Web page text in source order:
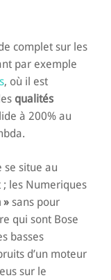
complet sur les
par exemple
, où il est
qualités
à 200% au
se situe au
; les Numeriques
»sans pour
qui sont Bose
basses
d’un moteur
sur le